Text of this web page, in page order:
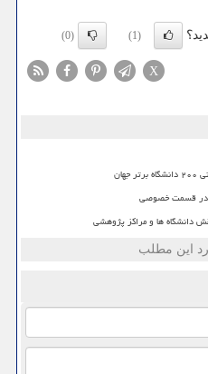
(1)
(0)
X
در قسمت خصوصی
دانشگاه ها و مراکز پژوهشی
این مطلب